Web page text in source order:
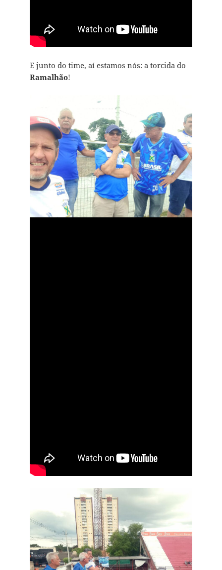
E junto do time, aí estamos nós: a torcida do
Ramalhão!